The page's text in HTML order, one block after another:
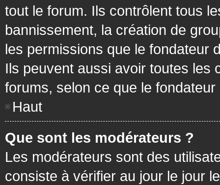
tout le forum. Ils contrôlent tous
bannissement, la création de
les permissions que le fondateur
Ils peuvent aussi avoir toutes les
forums, selon ce que le
Haut
Que sont les modérateurs ?
Les modérateurs sont des
consiste à vérifier au jour le jour